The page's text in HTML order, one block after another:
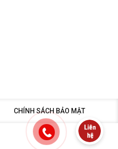
CHÍNH SÁCH BẢO MẬT